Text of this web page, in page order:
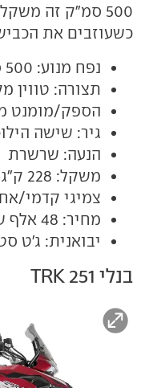
500 סמ"ק זה
כשעוזבים את
נפח מנוע: 500 סמ"ק
תצורה: טווין
הספק/מומנט מרבי: 47.6
גיר: שישה
הנעה: שרשרת
משקל: 228 ק"ג
צמיגי קדמי/אחורי: 120-70-17,
מחיר: 48 אלף שקלים
יבואנית: ג'ט
בנלי TRK 251